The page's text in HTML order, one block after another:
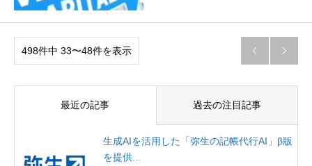
498件中 33〜48件を表示  
最近の記事 過去の注目記事
生成AIを活用した「弥生の記帳代行AI」β版
を提供...